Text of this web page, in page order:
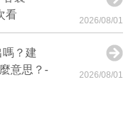
看
2026/08/01
？建
意思？-
2026/08/01